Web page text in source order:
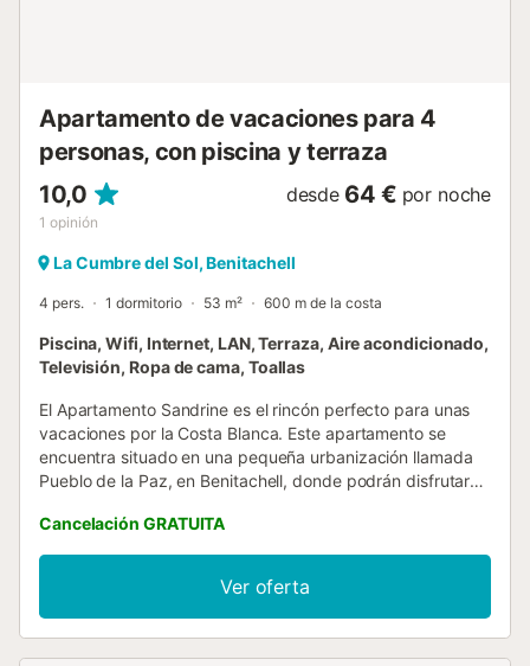
Apartamento de vacaciones para 4
personas, con piscina y terraza
10,0
1 opinión
desde 64 € por noche
La Cumbre del Sol, Benitachell
4 pers. 1 dormitorio 53 m² 600 m de la costa
Piscina, Wifi, Internet, LAN, Terraza, Aire acondicionado,
Televisión, Ropa de cama, Toallas
El Apartamento Sandrine es el rincón perfecto para unas
vacaciones por la Costa Blanca. Este apartamento se
encuentra situado en una pequeña urbanización llamada
Pueblo de la Paz, en Benitachell, donde podrán disfrutar
naturaleza mediterránea de la zona y a solo 1,8 kilometros
de la famosa Cala Moraig y sus aguas cristalinas. Este
apartamento es muy luminoso, tiene capacidad para
cuatro personas y está decorado de forma moderna y
elegante. Dispone de una habitación de matrimonio con
Cancelación GRATUITA
Ver oferta